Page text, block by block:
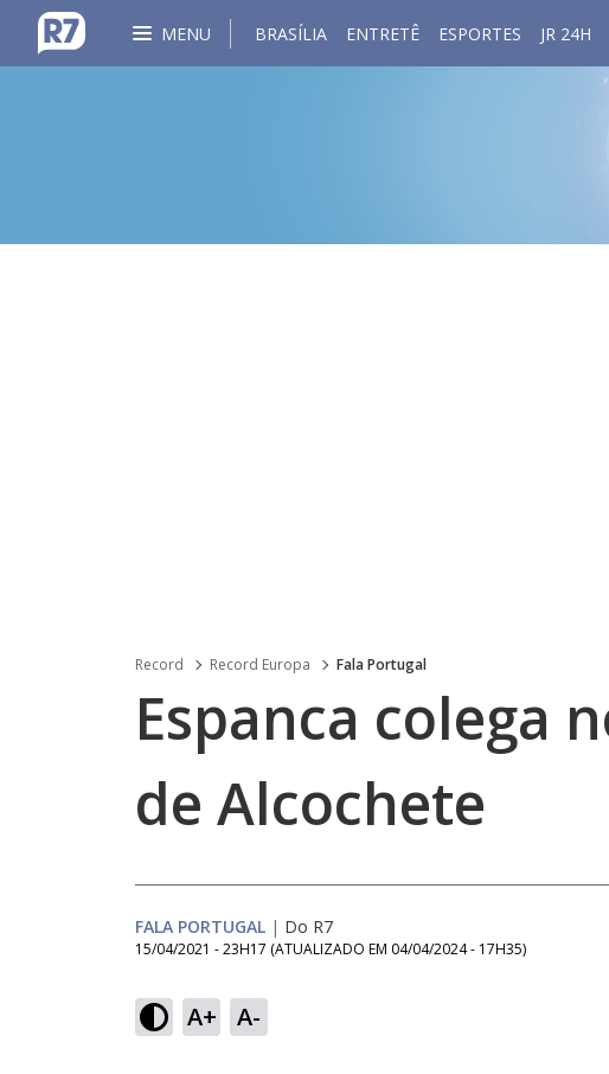
MENU BRASÍLIA ENTRETÊ ESPORTES JR 24H
Record Record Europa Fala Portugal
Espanca colega
de Alcochete
FALA PORTUGAL | Do R7
15/04/2021 - 23H17 (ATUALIZADO EM 04/04/2024 - 17H35)
A+ A-